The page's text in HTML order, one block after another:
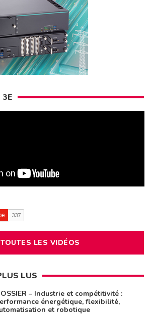
3E
TOUTES LES VIDÉOS
LUS
– Industrie et compétitivité :
énergétique, flexibilité,
et robotique